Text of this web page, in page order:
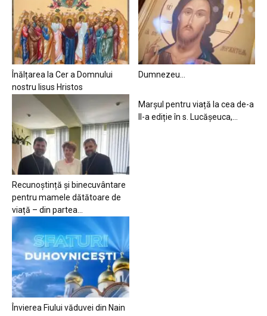
Înălțarea la Cer a Domnului
nostru Iisus Hristos
Dumnezeu…
Recunoștință și binecuvântare
pentru mamele dătătoare de
viață – din partea...
Marșul pentru viață la cea de-a
II-a ediție în s. Lucășeuca,...
Învierea Fiului văduvei din Nain